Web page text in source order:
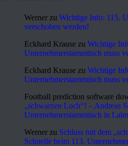
Werner zu Wichtige Info: 115.
verschoben werden!
Eckhard Krause zu Wichtige
Unternehmerstammtisch muss
Eckhard Krause zu Wichtige
Unternehmerstammtisch muss
Football prediction software
„schwarzen Loch“! – Andreas
Unternehmerstammtisch in Laim
Werner zu Schluss mit dem
Schnelle beim 113.